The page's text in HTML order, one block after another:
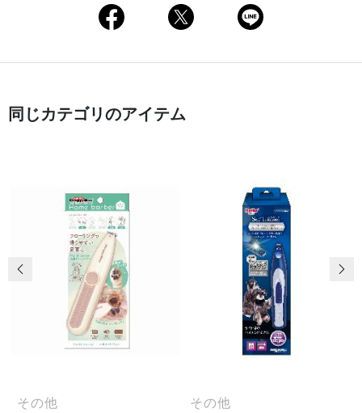
同じカテゴリのアイテム
その他
その他
前の画像 次